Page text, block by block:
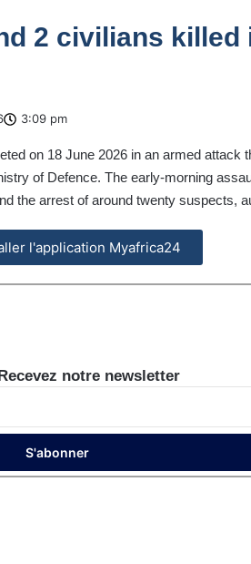
2 civilians killed
3:09 pm
on 18 June 2026 in an armed attack
of Defence. The early-morning
the arrest of around twenty suspects,
l'application Myafrica24
notre newsletter